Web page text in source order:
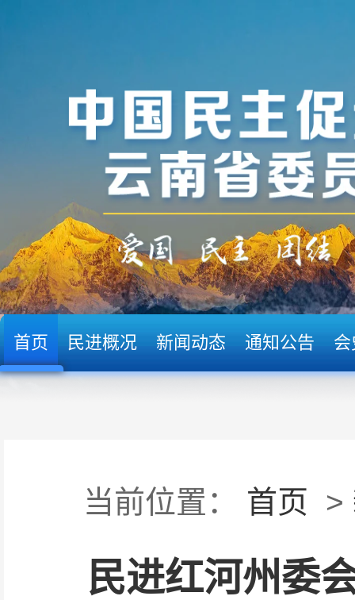
首页 民进概况 新闻动态 通知公告 会
当前位置： 首页 >
民进红河州委